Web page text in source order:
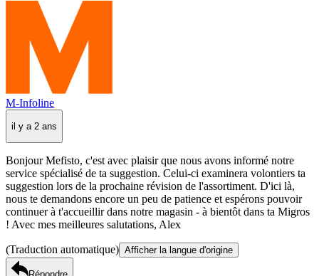
M-Infoline
il y a 2 ans
Bonjour Mefisto, c'est avec plaisir que nous avons informé notre
service spécialisé de ta suggestion. Celui-ci examinera volontiers ta
suggestion lors de la prochaine révision de l'assortiment. D'ici là,
nous te demandons encore un peu de patience et espérons pouvoir
continuer à t'accueillir dans notre magasin - à bientôt dans ta Migros
! Avec mes meilleures salutations, Alex
(Traduction automatique) Afficher la langue d'origine